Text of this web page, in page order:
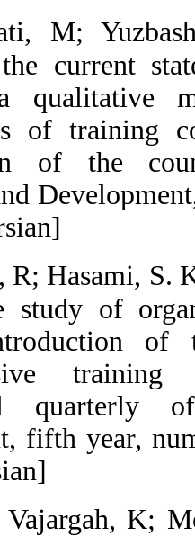
17.  Ezzati,
Evaluating the
providing a
effectiveness
Organization
Education and
148. [ in
18.  Faraji, R;
comparative
and the
promotional
management,
55. [ in Persian]
19.  Fathi